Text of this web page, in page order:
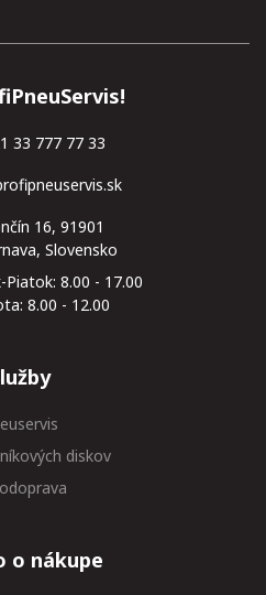
33 777 77 33
16, 91901
Slovensko
Piatok: 8.00 - 17.00
8.00 - 12.00
diskov
o nákupe